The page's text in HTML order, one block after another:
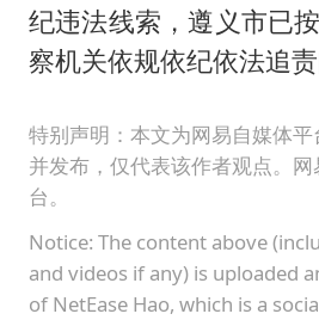
纪违法线索，遵义市已
察机关依规依纪依法追责
特别声明：本文为网易自媒体平
并发布，仅代表该作者观点。
台。
Notice: The content above
and videos if any) is uploaded
of NetEase Hao, which is a